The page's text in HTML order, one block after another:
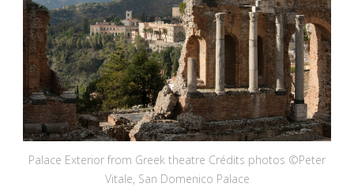
Palace Exterior from Greek theatre Crédits photos ©Peter
Vitale, San Domenico Palace